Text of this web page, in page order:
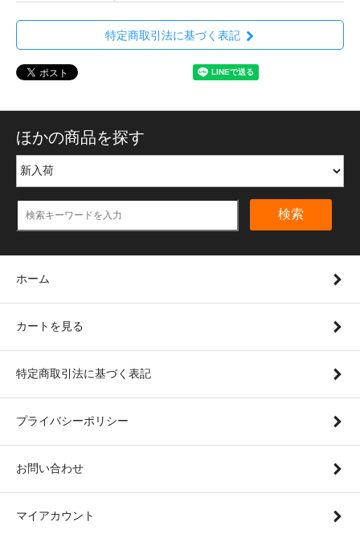
特定商取引法に基づく表記
ほかの商品を探す
検索
ホーム
カートを見る
特定商取引法に基づく表記
プライバシーポリシー
お問い合わせ
マイアカウント